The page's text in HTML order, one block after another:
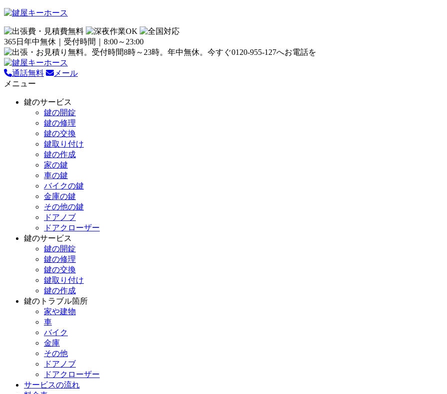
365日年中無休｜受付時間｜8:00～23:00
通話無料
メール
メニュー
鍵のサービス
鍵の開錠
鍵の修理
鍵の交換
鍵取り付け
鍵の作成
家の鍵
車の鍵
バイクの鍵
金庫の鍵
その他の鍵
ドアノブ
ドアクローザー
鍵のサービス
鍵の開錠
鍵の修理
鍵の交換
鍵取り付け
鍵の作成
鍵のトラブル箇所
家や建物
車
バイク
金庫
その他
ドアノブ
ドアクローザー
サービスの流れ